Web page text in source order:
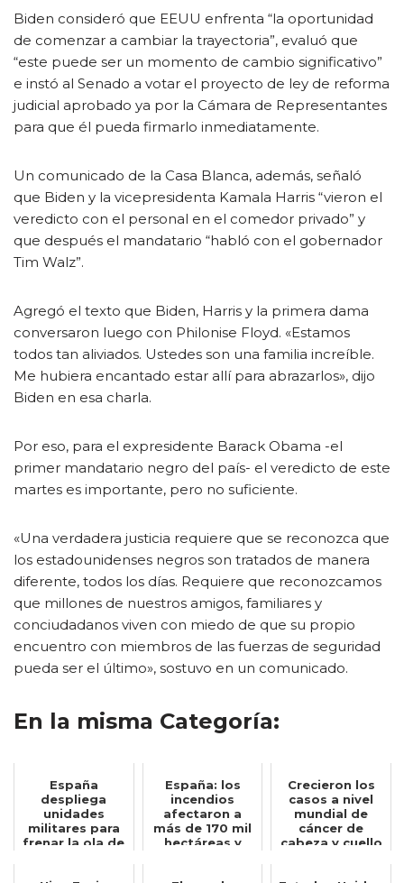
Biden consideró que EEUU enfrenta “la oportunidad
de comenzar a cambiar la trayectoria”, evaluó que
“este puede ser un momento de cambio significativo”
e instó al Senado a votar el proyecto de ley de reforma
judicial aprobado ya por la Cámara de Representantes
para que él pueda firmarlo inmediatamente.
Un comunicado de la Casa Blanca, además, señaló
que Biden y la vicepresidenta Kamala Harris “vieron el
veredicto con el personal en el comedor privado” y
que después el mandatario “habló con el gobernador
Tim Walz”.
Agregó el texto que Biden, Harris y la primera dama
conversaron luego con Philonise Floyd. «Estamos
todos tan aliviados. Ustedes son una familia increíble.
Me hubiera encantado estar allí para abrazarlos», dijo
Biden en esa charla.
Por eso, para el expresidente Barack Obama -el
primer mandatario negro del país- el veredicto de este
martes es importante, pero no suficiente.
«Una verdadera justicia requiere que se reconozca que
los estadounidenses negros son tratados de manera
diferente, todos los días. Requiere que reconozcamos
que millones de nuestros amigos, familiares y
conciudadanos viven con miedo de que su propio
encuentro con miembros de las fuerzas de seguridad
pueda ser el último», sostuvo en un comunicado.
En la misma Categoría:
España
despliega
unidades
militares para
frenar la ola de
España: los
incendios
afectaron a
más de 170 mil
hectáreas y
Crecieron los
casos a nivel
mundial de
cáncer de
cabeza y cuello